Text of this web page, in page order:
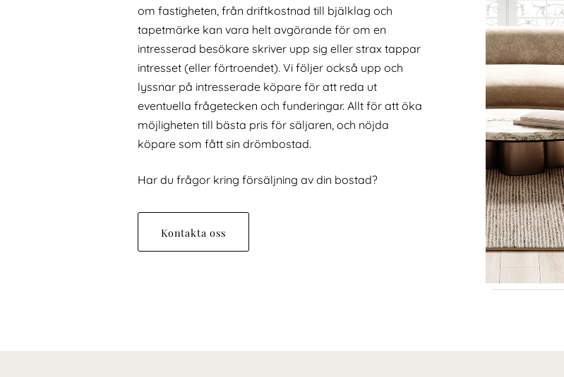
om fastigheten, från driftkostnad till bjälklag och
tapetmärke kan vara helt avgörande för om en
intresserad besökare skriver upp sig eller strax tappar
intresset (eller förtroendet). Vi följer också upp och
lyssnar på intresserade köpare för att reda ut
eventuella frågetecken och funderingar. Allt för att öka
möjligheten till bästa pris för säljaren, och nöjda
köpare som fått sin drömbostad.
Har du frågor kring försäljning av din bostad?
Kontakta oss